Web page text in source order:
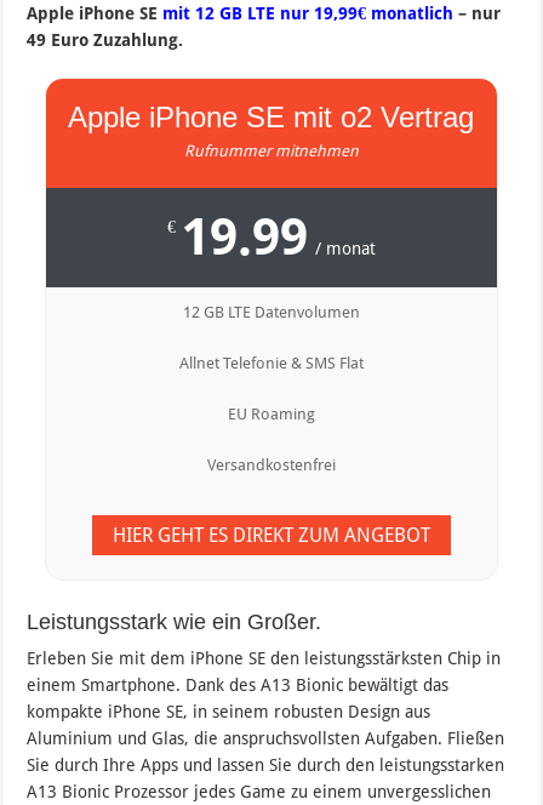
Apple iPhone SE mit 12 GB LTE nur 19,99€ monatlich – nur
49 Euro Zuzahlung.
Apple iPhone SE mit o2 Vertrag
Rufnummer mitnehmen
€ 19.99 / monat
12 GB LTE Datenvolumen
Allnet Telefonie & SMS Flat
EU Roaming
Versandkostenfrei
HIER GEHT ES DIREKT ZUM ANGEBOT
Leistungsstark wie ein Großer.
Erleben Sie mit dem iPhone SE den leistungsstärksten Chip in
einem Smartphone. Dank des A13 Bionic bewältigt das
kompakte iPhone SE, in seinem robusten Design aus
Aluminium und Glas, die anspruchsvollsten Aufgaben. Fließen
Sie durch Ihre Apps und lassen Sie durch den leistungsstarken
A13 Bionic Prozessor jedes Game zu einem unvergesslichen